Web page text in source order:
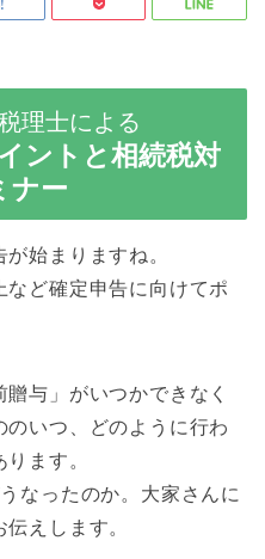
理士による
ントと相続税対
ナー
始まりますね。
ど確定申告に向けてポ
与」がいつかできなく
いつ、どのように行わ
ます。
なったのか。大家さんに
えします。